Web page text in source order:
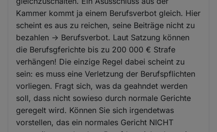
Kammer kommt ja einem Berufsverbot gleich. Hier
scheint es aus zu reichen, seine Beiträge nicht zu
bezahlen -> Berufsverbot. Laut Satzung können
die Berufsgferichte bis zu 200 000 € Strafe
verhängen! Die einzige Regel dabei scheint zu
sein: es muss eine Verletzung der Berufspflichten
vorliegen. Fragt sich, was da geahndet werden
soll, dass nicht sowieso durch normale Gerichte
geregelt wird. Können Sie sich irgendetwas
vorstellen, das ein normales Gericht NICHT